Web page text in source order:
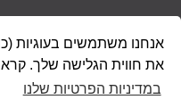
אנחנו משתמשים בעוגיות
את חווית הגלישה שלך. קרא
במדיניות הפרטיות שלנו